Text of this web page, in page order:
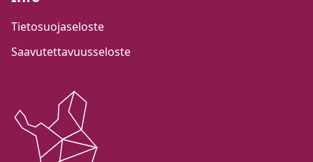
Tietosuojaseloste
Saavutettavuusseloste